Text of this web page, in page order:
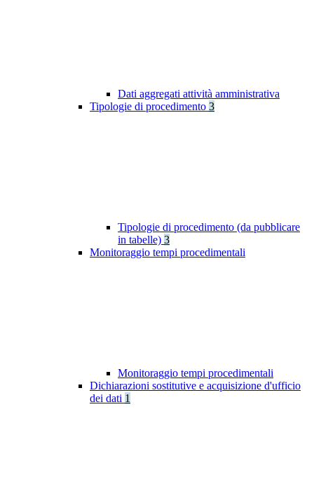
Dati aggregati attività amministrativa
Tipologie di procedimento 3
Tipologie di procedimento (da pubblicare
in tabelle) 3
Monitoraggio tempi procedimentali
Monitoraggio tempi procedimentali
Dichiarazioni sostitutive e acquisizione d'ufficio
dei dati 1